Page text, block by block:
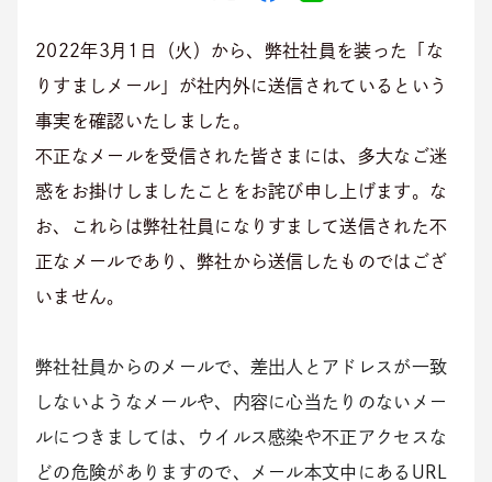
2022年3月1日（火）から、弊社社員を装った「な
りすましメール」が社内外に送信されているという
事実を確認いたしました。
不正なメールを受信された皆さまには、多大なご迷
惑をお掛けしましたことをお詫び申し上げます。な
お、これらは弊社社員になりすまして送信された不
正なメールであり、弊社から送信したものではござ
いません。
弊社社員からのメールで、差出人とアドレスが一致
しないようなメールや、内容に心当たりのないメー
ルにつきましては、ウイルス感染や不正アクセスな
どの危険がありますので、メール本文中にあるURL